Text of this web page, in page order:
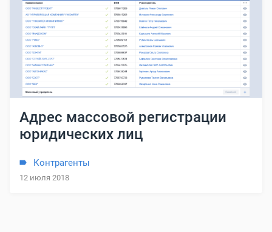
Адрес массовой регистрации
юридических лиц
Контрагенты
12 июля 2018